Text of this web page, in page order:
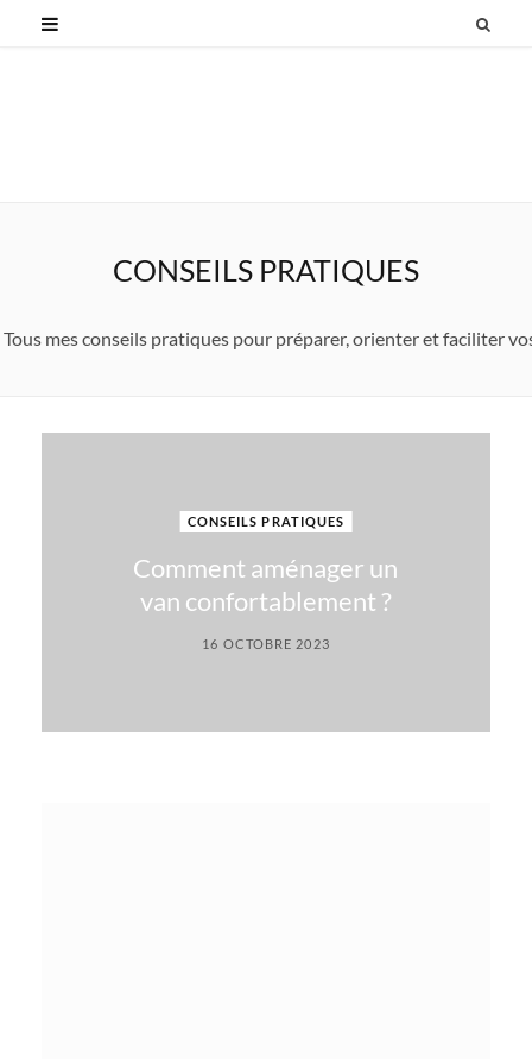
CONSEILS PRATIQUES
Tous mes conseils pratiques pour préparer, orienter et faciliter
CONSEILS PRATIQUES
Comment aménager un
van confortablement ?
16 OCTOBRE 2023